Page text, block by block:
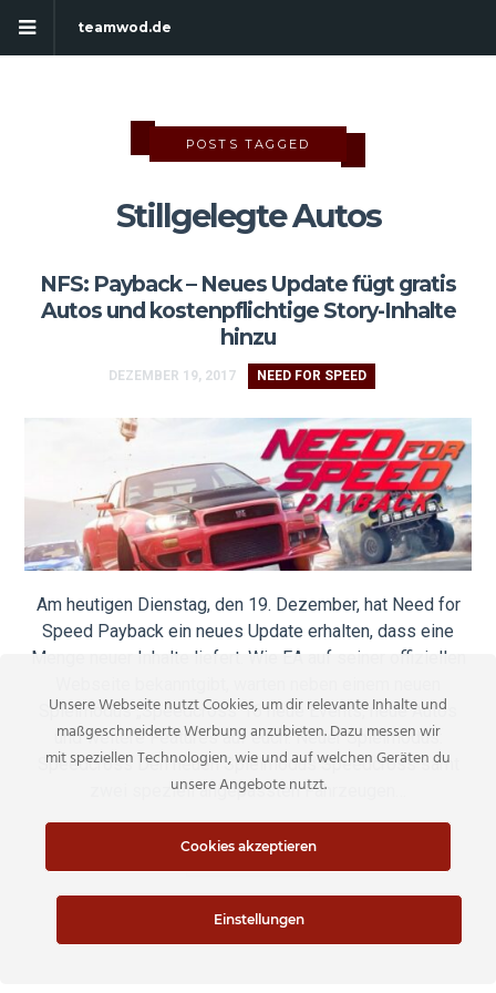
teamwod.de
POSTS TAGGED
Stillgelegte Autos
NFS: Payback – Neues Update fügt gratis
Autos und kostenpflichtige Story-Inhalte
hinzu
DEZEMBER 19, 2017 NEED FOR SPEED
Am heutigen Dienstag, den 19. Dezember, hat Need for
Speed Payback ein neues Update erhalten, dass eine
Menge neuer Inhalte liefert. Wie EA auf seiner offiziellen
Spielmodus „Speedcross“16 neue Events, neue Autos
und weitere Features auf euch. Neuer Spielmodus:
Speedcross Den neuen Spielmodus Speedcross samt
zwei speziell angepassten Fahrzeugen…
READ MORE
Unsere Webseite nutzt Cookies, um dir relevante Inhalte und
maßgeschneiderte Werbung anzubieten. Dazu messen wir
mit speziellen Technologien, wie und auf welchen Geräten du
unsere Angebote nutzt.
Cookies akzeptieren
Einstellungen